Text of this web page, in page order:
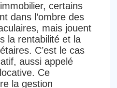
certains
dans l’ombre des
mais jouent
la rentabilité et la
. C’est le cas
, aussi appelé
. Ce
la gestion